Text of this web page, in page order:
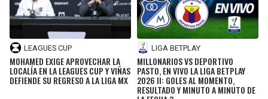
LEAGUES CUP
MOHAMED EXIGE APROVECHAR LA
LOCALÍA EN LA LEAGUES CUP Y VIÑAS
DEFIENDE SU REGRESO A LA LIGA MX
LIGA BETPLAY
MILLONARIOS VS DEPORTIVO
PASTO, EN VIVO LA LIGA BETPLAY
2026 II: GOLES AL MOMENTO,
RESULTADO Y MINUTO A MINUTO DE